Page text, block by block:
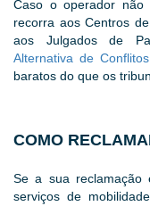
Caso o operador não
recorra aos Centros
aos Julgados de
Alternativa de
baratos do que os
COMO
Se a sua reclamação
serviços de